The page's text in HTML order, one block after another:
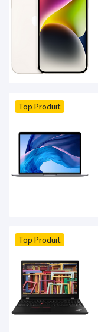
Top Produit
Top Produit